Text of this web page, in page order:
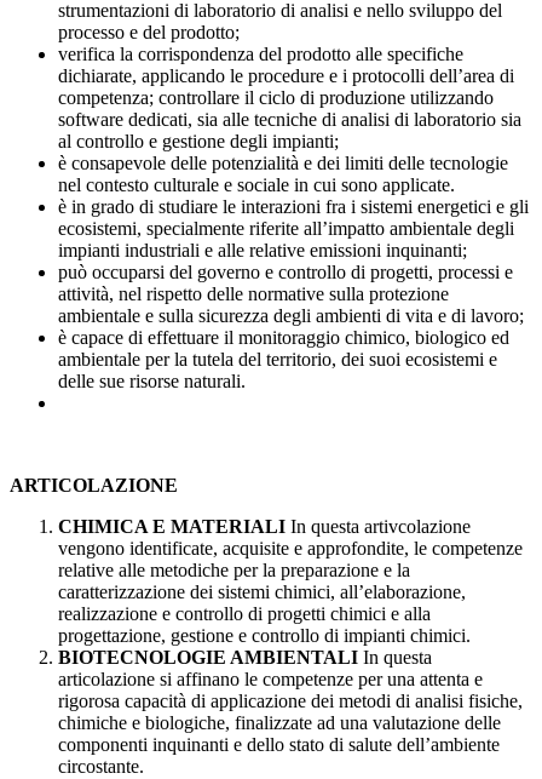
strumentazioni di laboratorio di analisi e nello sviluppo del
processo e del prodotto;
verifica la corrispondenza del prodotto alle specifiche
dichiarate, applicando le procedure e i protocolli dell’area di
competenza; controllare il ciclo di produzione utilizzando
software dedicati, sia alle tecniche di analisi di laboratorio sia
al controllo e gestione degli impianti;
è consapevole delle potenzialità e dei limiti delle tecnologie
nel contesto culturale e sociale in cui sono applicate.
è in grado di studiare le interazioni fra i sistemi energetici e gli
ecosistemi, specialmente riferite all’impatto ambientale degli
impianti industriali e alle relative emissioni inquinanti;
può occuparsi del governo e controllo di progetti, processi e
attività, nel rispetto delle normative sulla protezione
ambientale e sulla sicurezza degli ambienti di vita e di lavoro;
è capace di effettuare il monitoraggio chimico, biologico ed
ambientale per la tutela del territorio, dei suoi ecosistemi e
delle sue risorse naturali.
ARTICOLAZIONE
CHIMICA E MATERIALI In questa artivcolazione
vengono identificate, acquisite e approfondite, le competenze
relative alle metodiche per la preparazione e la
caratterizzazione dei sistemi chimici, all’elaborazione,
realizzazione e controllo di progetti chimici e alla
progettazione, gestione e controllo di impianti chimici.
BIOTECNOLOGIE AMBIENTALI In questa
articolazione si affinano le competenze per una attenta e
rigorosa capacità di applicazione dei metodi di analisi fisiche,
chimiche e biologiche, finalizzate ad una valutazione delle
componenti inquinanti e dello stato di salute dell’ambiente
circostante.